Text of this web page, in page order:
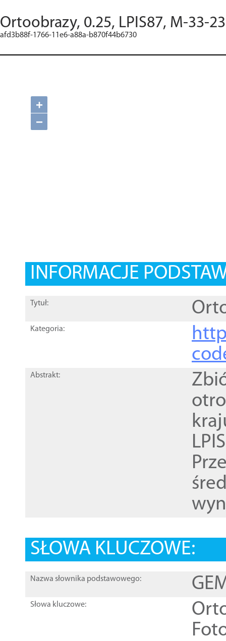
Ortoobrazy, 0.25, LPIS87, M-33-
afd3b88f-1766-11e6-a88a-b870f44b6730
+
−
INFORMACJE
Tytuł:
Kategoria:
Abstrakt:
SŁOWA KLUCZOWE:
Nazwa słownika podstawowego:
Słowa kluczowe: